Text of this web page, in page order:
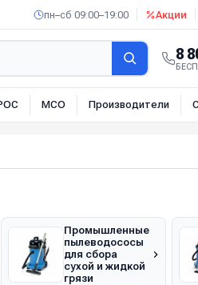
пн–сб 09:00–19:00 Акции
8
МСО Производители
Промышленные
пылеводососы
для сбора
сухой и жидкой
грязи